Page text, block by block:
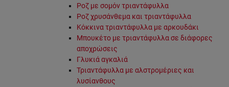
Ροζ με σομόν τριαντάφυλλα
Ροζ χρυσάνθεμα και τριαντάφυλλα
Κόκκινα τριαντάφυλλα με αρκουδάκι
Μπουκέτο με τριαντάφυλλα σε διάφορες
αποχρώσεις
Γλυκιά αγκαλιά
Τριαντάφυλλα με αλστρομέριες και
λυσίανθους